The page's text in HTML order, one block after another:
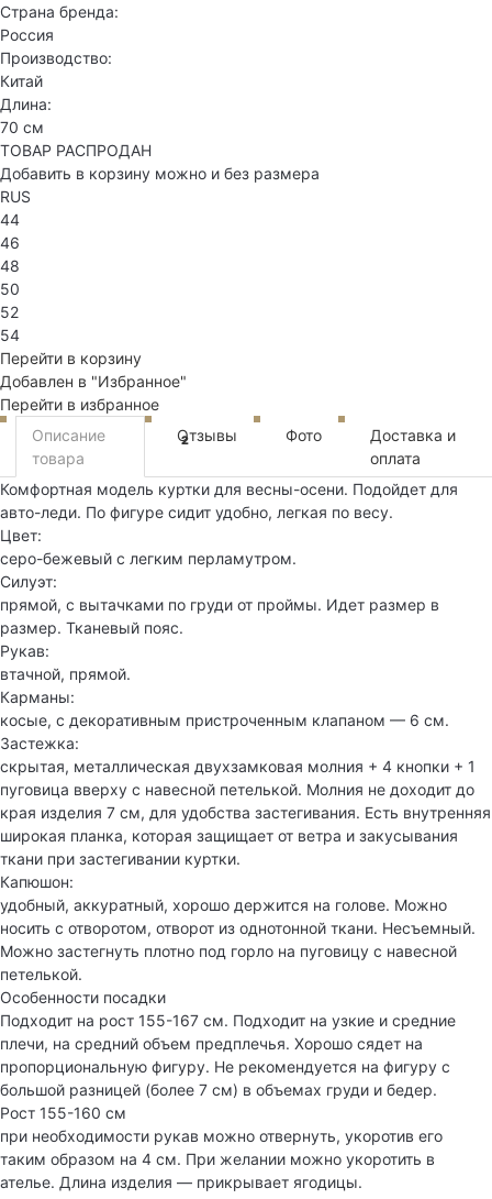
Страна бренда:
Россия
Производство:
Китай
Длина:
70 см
ТОВАР РАСПРОДАН
Добавить в корзину можно и без размера
RUS
44
46
48
50
52
54
Перейти в корзину
Добавлен в "Избранное"
Перейти в избранное
Описание
товара
Отзывы
2 Фото
Доставка и
оплата
Комфортная модель куртки для весны-осени. Подойдет для
авто-леди. По фигуре сидит удобно, легкая по весу.
Цвет:
серо-бежевый с легким перламутром.
Силуэт:
прямой, с вытачками по груди от проймы. Идет размер в
размер. Тканевый пояс.
Рукав:
втачной, прямой.
Карманы:
косые, с декоративным пристроченным клапаном — 6 см.
Застежка:
скрытая, металлическая двухзамковая молния + 4 кнопки + 1
пуговица вверху с навесной петелькой. Молния не доходит до
края изделия 7 см, для удобства застегивания. Есть внутренняя
широкая планка, которая защищает от ветра и закусывания
ткани при застегивании куртки.
Капюшон:
удобный, аккуратный, хорошо держится на голове. Можно
носить с отворотом, отворот из однотонной ткани. Несъемный.
Можно застегнуть плотно под горло на пуговицу с навесной
петелькой.
Особенности посадки
Подходит на рост 155-167 см. Подходит на узкие и средние
плечи, на средний объем предплечья. Хорошо сядет на
пропорциональную фигуру. Не рекомендуется на фигуру с
большой разницей (более 7 см) в объемах груди и бедер.
Рост 155-160 см
при необходимости рукав можно отвернуть, укоротив его
таким образом на 4 см. При желании можно укоротить в
ателье. Длина изделия — прикрывает ягодицы.